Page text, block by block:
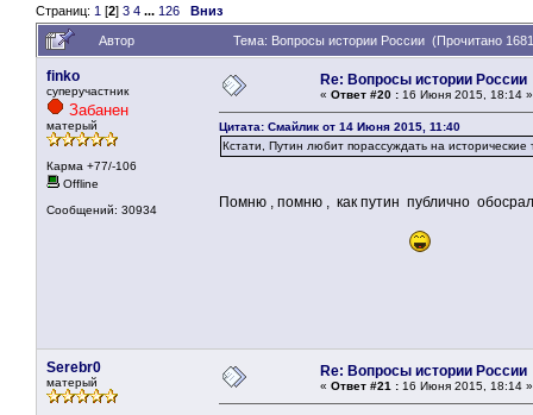
Страниц: 1 [2] 3 4 ... 126 Вниз
Автор Тема: Вопросы истории России (Прочитано
finko
суперучастник
Забанен
матерый
Карма +77/-106
Offline
Сообщений: 30934
Re: Вопросы истории России
« Ответ #20 : 16 Июня 2015, 18:14 »
Цитата: Смайлик от 14 Июня 2015, 11:40
Кстати, Путин любит порассуждать на
Помню , помню , как путин публично
Serebr0
матерый
Re: Вопросы истории России
« Ответ #21 : 16 Июня 2015, 18:14 »